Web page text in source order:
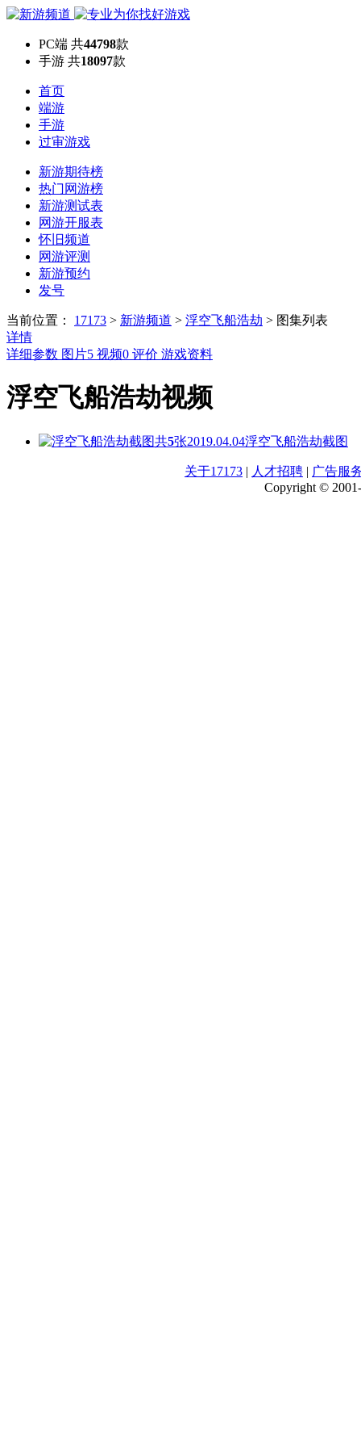
PC端 共44798款
手游 共18097款
首页
端游
手游
过审游戏
新游期待榜
热门网游榜
新游测试表
网游开服表
怀旧频道
网游评测
新游预约
发号
当前位置： 17173 > 新游频道 > 浮空飞船浩劫 > 图集列表
详情
详细参数 图片5 视频0 评价 游戏资料
浮空飞船浩劫视频
共5张2019.04.04浮空飞船浩劫截图
关于17173 | 人才招聘 | 广告服
Copyright ©